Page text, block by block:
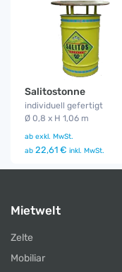
Salitostonne
individuell gefertigt
Ø 0,8 x H 1,06 m
ab exkl. MwSt.
ab 22,61 € inkl. MwSt.
Mietwelt
Zelte
Mobiliar